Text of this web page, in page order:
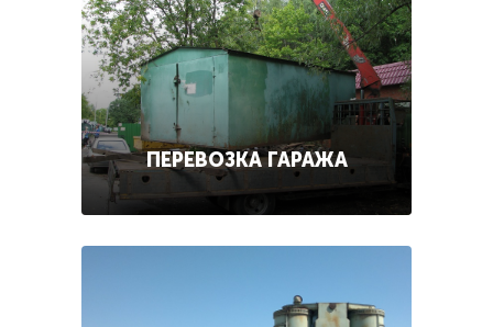
ПЕРЕВОЗКА ГАРАЖА